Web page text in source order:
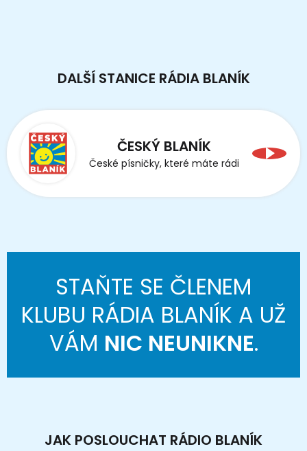
DALŠÍ STANICE RÁDIA BLANÍK
ČESKÝ BLANÍK
České písničky, které máte rádi
STAŇTE SE ČLENEM
KLUBU RÁDIA BLANÍK A UŽ
VÁM NIC NEUNIKNE.
JAK POSLOUCHAT RÁDIO BLANÍK